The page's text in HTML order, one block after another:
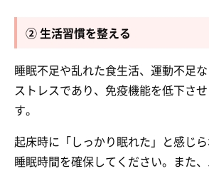
② 生活習慣を整える
睡眠不足や乱れた食生活、運動不足
ストレスであり、免疫機能を低下さ
す。
起床時に「しっかり眠れた」と感じ
睡眠時間を確保してください。また